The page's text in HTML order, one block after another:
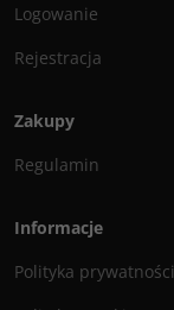
Logowanie
Rejestracja
Zakupy
Regulamin
Informacje
Polityka prywatności